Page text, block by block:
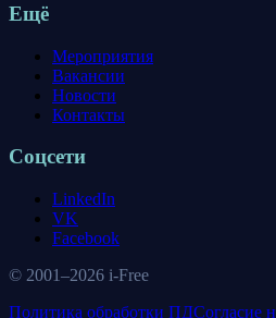
Ещё
Мероприятия
Вакансии
Новости
Контакты
Соцсети
LinkedIn
VK
Facebook
© 2001–2026 i-Free
Политика обработки ПДСогласие